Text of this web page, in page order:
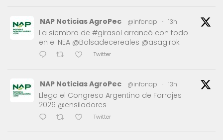
NAP Noticias AgroPec @infonap · 13h
La siembra de #girasol arrancó con todo
en el NEA @Bolsadecereales @asagirok
Twitter
NAP Noticias AgroPec @infonap · 13h
Llega el Congreso Argentino de Forrajes
2026 @ensiladores
Twitter